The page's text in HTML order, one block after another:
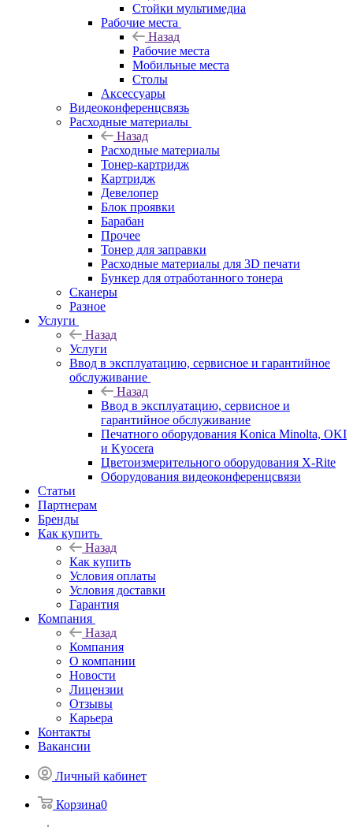
Стойки мультимедиа
Рабочие места
Назад
Рабочие места
Мобильные места
Столы
Аксессуары
Видеоконференцсвязь
Расходные материалы
Назад
Расходные материалы
Тонер-картридж
Картридж
Девелопер
Блок проявки
Барабан
Прочее
Тонер для заправки
Расходные материалы для 3D печати
Бункер для отработанного тонера
Сканеры
Разное
Услуги
Назад
Услуги
Ввод в эксплуатацию, сервисное и гарантийное
обслуживание
Назад
Ввод в эксплуатацию, сервисное и
гарантийное обслуживание
Печатного оборудования Konica Minolta, OKI
и Kyocera
Цветоизмерительного оборудования X-Rite
Оборудования видеоконференцсвязи
Статьи
Партнерам
Бренды
Как купить
Назад
Как купить
Условия оплаты
Условия доставки
Гарантия
Компания
Назад
Компания
О компании
Новости
Лицензии
Отзывы
Карьера
Контакты
Вакансии
Личный кабинет
Корзина0